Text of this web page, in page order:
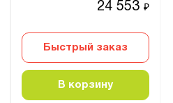
24 553₽
Быстрый заказ
В корзину
Сбросить